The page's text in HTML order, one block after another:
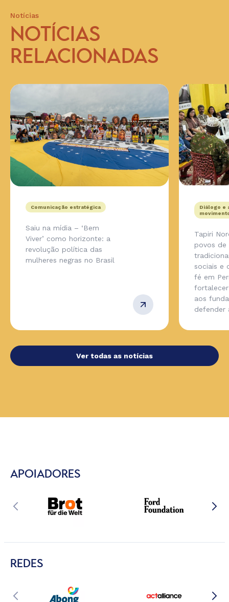
Notícias
NOTÍCIAS
RELACIONADAS
Comunicação estratégica
Saiu na mídia – ‘Bem
Viver’ como horizonte: a
revolução política das
mulheres negras no Brasil
Diálogo e
Tapiri
povos de
sociais e
fé em
aos
defender
Ver todas as notícias
APOIADORES
REDES